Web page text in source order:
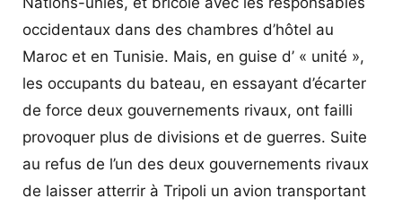
occidentaux dans des chambres d’hôtel au
Maroc et en Tunisie. Mais, en guise d’ « unité »,
les occupants du bateau, en essayant d’écarter
de force deux gouvernements rivaux, ont failli
provoquer plus de divisions et de guerres. Suite
au refus de l’un des deux gouvernements rivaux
de laisser atterrir à Tripoli un avion transportant